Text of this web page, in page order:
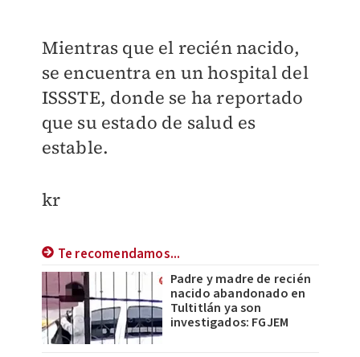
Mientras que el recién nacido,
se encuentra en un hospital del
ISSSTE, donde se ha reportado
que su estado de salud es
estable.
kr
Te recomendamos...
Padre y madre de recién
nacido abandonado en
Tultitlán ya son
investigados: FGJEM